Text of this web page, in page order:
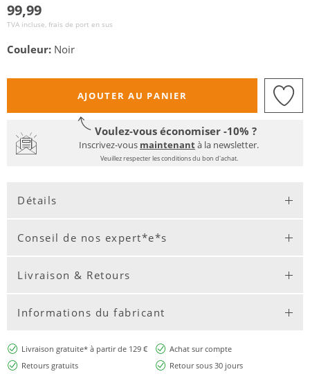
99,99
TVA incluse, frais de port en sus
Couleur: Noir
AJOUTER AU PANIER
Voulez-vous économiser -10% ?
Inscrivez-vous maintenantà la newsletter.
Veuillez respecter les conditions du bon d'achat.
Détails
Conseil de nos expert*e*s
Livraison & Retours
Informations du fabricant
Livraison gratuite* à partir de 129 €
Achat sur compte
Retours gratuits
Retour sous 30 jours